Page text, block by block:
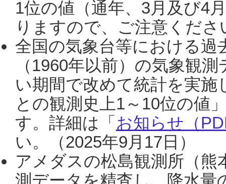
1位の値（通年、3月及び4
りますので、ご注意くだ
全国の気象台等における過
（1960年以前）の気象観
い期間で改めて統計を実
との観測史上1～10位の値
す。詳細は「 お知らせ（
い。（2025年9月17日）
アメダスの松島観測所（熊
測データを精査し、降水